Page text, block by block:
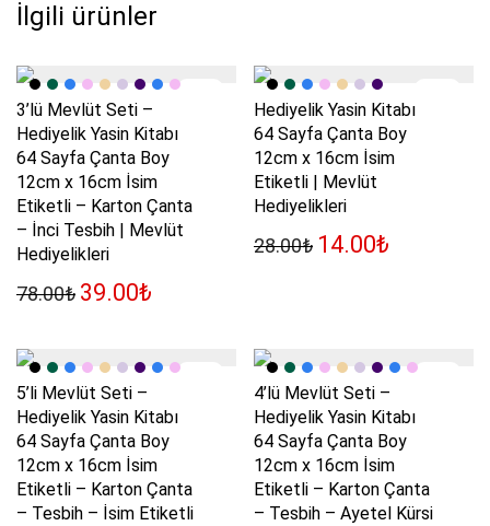
İlgili ürünler
3’lü Mevlüt Seti –
Hediyelik Yasin Kitabı
64 Sayfa Çanta Boy
12cm x 16cm İsim
Etiketli – Karton Çanta
– İnci Tesbih | Mevlüt
Hediyelikleri
78.00₺ Orijinal fiyat: 78.00₺.
39.00₺
Hediyelik Yasin Kitabı
64 Sayfa Çanta Boy
12cm x 16cm İsim
Etiketli | Mevlüt
Hediyelikleri
28.00₺ Orijinal fiyat:
14.00₺
5’li Mevlüt Seti –
Hediyelik Yasin Kitabı
64 Sayfa Çanta Boy
12cm x 16cm İsim
Etiketli – Karton Çanta
– Tesbih – İsim Etiketli
4’lü Mevlüt Seti –
Hediyelik Yasin Kitabı
64 Sayfa Çanta Boy
12cm x 16cm İsim
Etiketli – Karton Çanta
– Tesbih – Ayetel Kürsi